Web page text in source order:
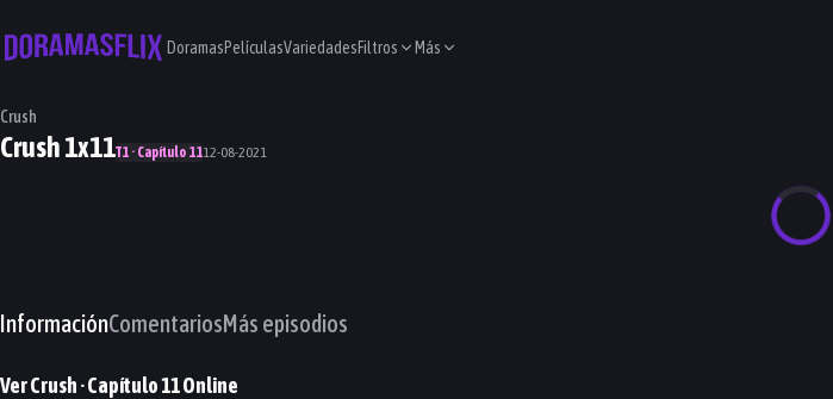
DoramasPelículasVariedadesFiltros Más
Crush
Crush 1x11T1 · Capítulo 1112-08-2021
InformaciónComentariosMás episodios
VerCrush· Capítulo11Online